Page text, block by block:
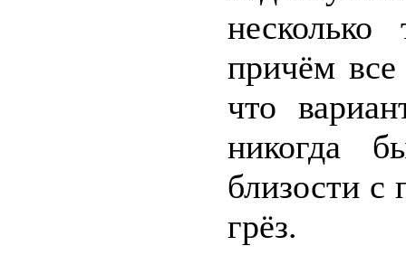
причём все
что
никогда
близости с
грёз.